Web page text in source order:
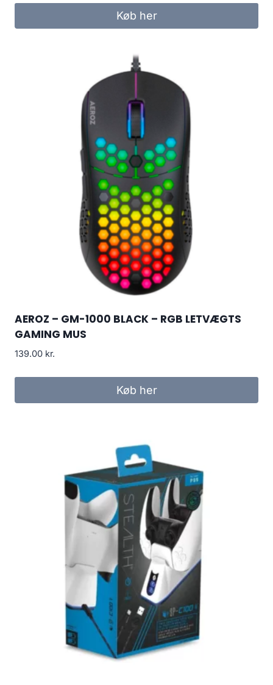
Køb her
AEROZ – GM-1000 BLACK – RGB LETVÆGTS
GAMING MUS
139.00 kr.
Køb her